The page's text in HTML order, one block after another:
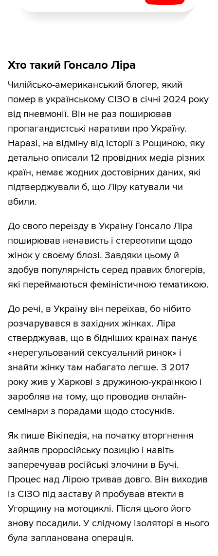
Хто такий Гонсало Ліра
Чилійсько-американський блогер, який
помер в українському СІЗО в січні 2024 року
від пневмонії. Він не раз поширював
пропагандистські наративи про Україну.
Наразі, на відміну від історії з Рощиною, яку
детально описали 12 провідних медіа різних
країн, немає жодних достовірних даних, які
підтверджували б, що Ліру катували чи
вбили.
До свого переїзду в Україну Гонсало Ліра
поширював ненависть і стереотипи щодо
жінок у своєму блозі. Завдяки цьому й
здобув популярність серед правих блогерів,
які переймаються феміністичною тематикою.
До речі, в Україну він переїхав, бо нібито
розчарувався в західних жінках. Ліра
стверджував, що в бідніших країнах панує
«нерегульований сексуальний ринок» і
знайти жінку там набагато легше. З 2017
року жив у Харкові з дружиною-українкою і
заробляв на тому, що проводив онлайн-
семінари з порадами щодо стосунків.
Як пише Вікіпедія, на початку вторгнення
зайняв проросійську позицію і навіть
заперечував російські злочини в Бучі.
Процес над Лірою тривав довго. Він виходив
із СІЗО під заставу й пробував втекти в
Угорщину на мотоциклі. Після цього його
знову посадили. У слідчому ізоляторі в нього
була запланована операція.